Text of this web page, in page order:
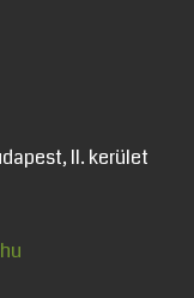
II. kerület